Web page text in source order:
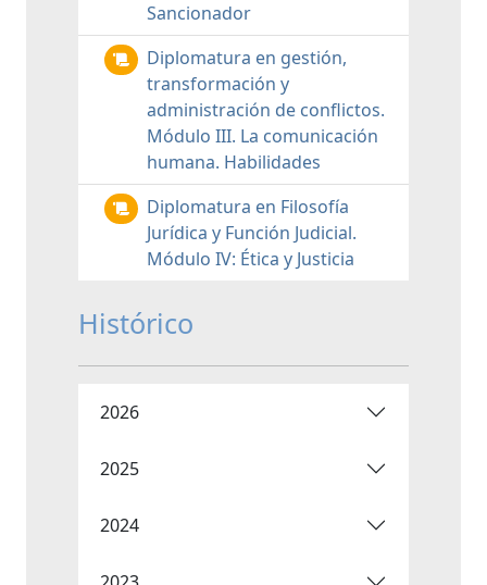
Sancionador
Diplomatura en gestión,
transformación y
administración de conflictos.
Módulo III. La comunicación
humana. Habilidades
Diplomatura en Filosofía
Jurídica y Función Judicial.
Módulo IV: Ética y Justicia
Histórico
2026
2025
2024